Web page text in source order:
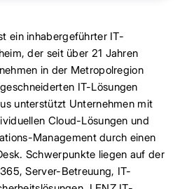
ein inhabergeführter IT-
der seit über 21 Jahren
in der Metropolregion
IT-Lösungen
unterstützt Unternehmen mit
Cloud-Lösungen und
Management durch einen
Schwerpunkte liegen auf der
Server-Betreuung, IT-